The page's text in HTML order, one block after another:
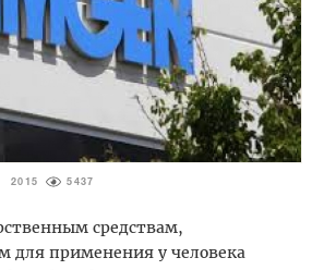
2015 5437
средствам,
для применения у человека